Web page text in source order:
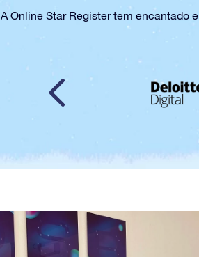
A Online Star Register tem encantado